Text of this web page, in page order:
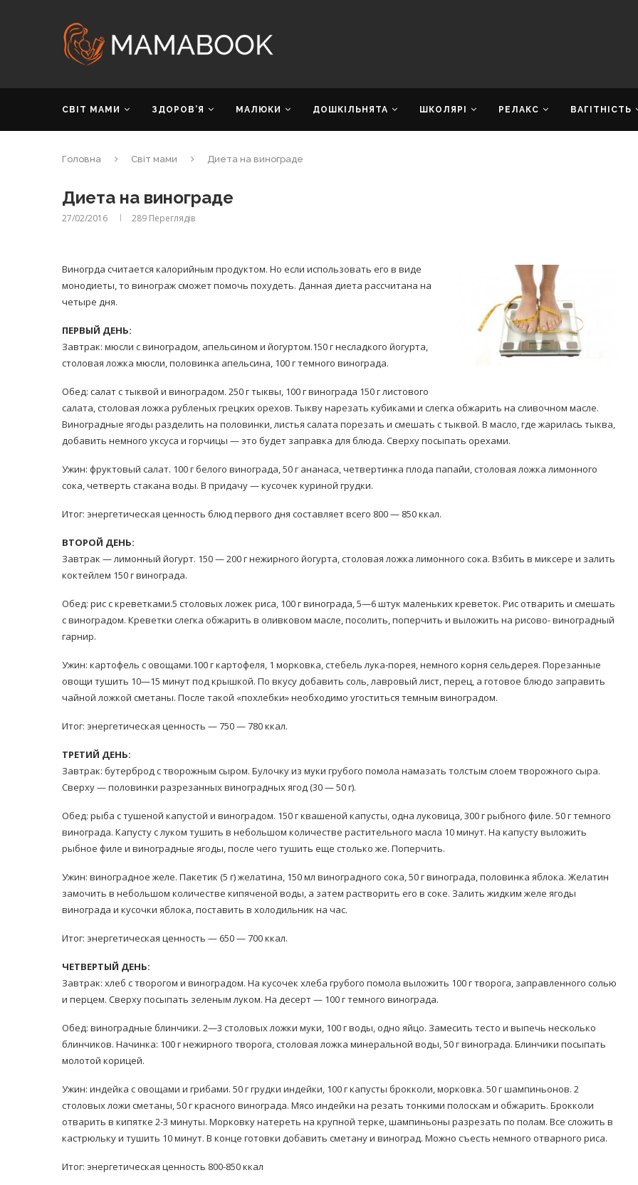
СВІТ МАМИ ЗДОРОВ’Я МАЛЮКИ ДОШКІЛЬНЯТА ШКОЛЯРІ РЕЛАКС ВАГІТНІСТЬ
Головна Світ мами Диета на винограде
Диета на винограде
27/02/2016 289 Переглядів
Виногрда считается калорийным продуктом. Но если использовать его в виде
монодиеты, то винограж сможет помочь похудеть. Данная диета рассчитана на
четыре дня.
ПЕРВЫЙ ДЕНЬ:
Завтрак: мюсли с виноградом, апельсином и йогуртом.150 г несладкого йогурта,
столовая ложка мюсли, половинка апельсина, 100 г темного винограда.
Обед: салат с тыквой и виноградом. 250 г тыквы, 100 г винограда 150 г листового
салата, столовая ложка рубленых грецких орехов. Тыкву нарезать кубиками и слегка обжарить на сливочном масле.
Виноградные ягоды разделить на половинки, листья салата порезать и смешать с тыквой. В масло, где жарилась тыква,
добавить немного уксуса и горчицы — это будет заправка для блюда. Сверху посыпать орехами.
Ужин: фруктовый салат. 100 г белого винограда, 50 г ананаса, четвертинка плода папайи, столовая ложка лимонного
сока, четверть стакана воды. В придачу — кусочек куриной грудки.
Итог: энергетическая ценность блюд первого дня составляет всего 800 — 850 ккал.
ВТОРОЙ ДЕНЬ:
Завтрак — лимонный йогурт. 150 — 200 г нежирного йогурта, столовая ложка лимонного сока. Взбить в миксере и залить
коктейлем 150 г винограда.
Обед: рис с креветками.5 столовых ложек риса, 100 г винограда, 5—6 штук маленьких креветок. Рис отварить и смешать
с виноградом. Креветки слегка обжарить в оливковом масле, посолить, поперчить и выложить на рисово- виноградный
гарнир.
Ужин: картофель с овощами.100 г картофеля, 1 морковка, стебель лука-порея, немного корня сельдерея. Порезанные
овощи тушить 10—15 минут под крышкой. По вкусу добавить соль, лавровый лист, перец, а готовое блюдо заправить
чайной ложкой сметаны. После такой «похлебки» необходимо угоститься темным виноградом.
Итог: энергетическая ценность — 750 — 780 ккал.
ТРЕТИЙ ДЕНЬ:
Завтрак: бутерброд с творожным сыром. Булочку из муки грубого помола намазать толстым слоем творожного сыра.
Сверху — половинки разрезанных виноградных ягод (30 — 50 г).
Обед: рыба с тушеной капустой и виноградом. 150 г квашеной капусты, одна луковица, 300 г рыбного филе. 50 г темного
винограда. Капусту с луком тушить в небольшом количестве растительного масла 10 минут. На капусту выложить
рыбное филе и виноградные ягоды, после чего тушить еще столько же. Поперчить.
Ужин: виноградное желе. Пакетик (5 г) желатина, 150 мл виноградного сока, 50 г винограда, половинка яблока. Желатин
замочить в небольшом количестве кипяченой воды, а затем растворить его в соке. Залить жидким желе ягоды
винограда и кусочки яблока, поставить в холодильник на час.
Итог: энергетическая ценность — 650 — 700 ккал.
ЧЕТВЕРТЫЙ ДЕНЬ:
Завтрак: хлеб с творогом и виноградом. На кусочек хлеба грубого помола выложить 100 г творога, заправленного солью
и перцем. Сверху посыпать зеленым луком. На десерт — 100 г темного винограда.
Обед: виноградные блинчики. 2—3 столовых ложки муки, 100 г воды, одно яйцо. Замесить тесто и выпечь несколько
блинчиков. Начинка: 100 г нежирного творога, столовая ложка минеральной воды, 50 г винограда. Блинчики посыпать
молотой корицей.
Ужин: индейка с овощами и грибами. 50 г грудки индейки, 100 г капусты брокколи, морковка. 50 г шампиньонов. 2
столовых ложи сметаны, 50 г красного винограда. Мясо индейки на резать тонкими полоскам и обжарить. Брокколи
отварить в кипятке 2-3 минуты. Морковку натереть на крупной терке, шампиньоны разрезать по полам. Все сложить в
кастрюльку и тушить 10 минут. В конце готовки добавить сметану и виноград. Можно съесть немного отварного риса.
Итог: энергетическая ценность 800-850 ккал
принимать
30/Січ/2021
Лікарі назвали симптоми
14/Бер/2020
Попробуйте рецепт
Моро, который без...